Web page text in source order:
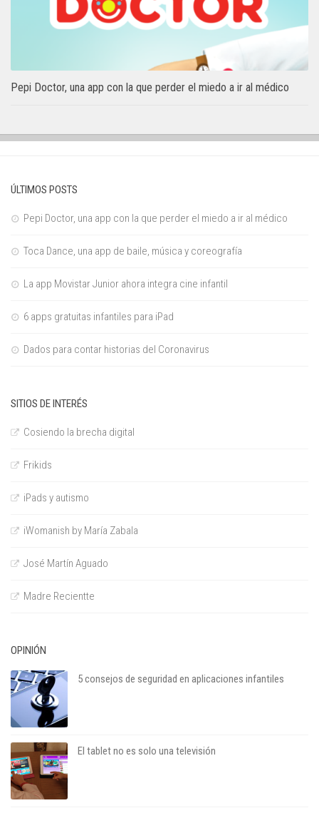
Pepi Doctor, una app con la que perder el miedo a ir al médico
ÚLTIMOS POSTS
Pepi Doctor, una app con la que perder el miedo a ir al médico
Toca Dance, una app de baile, música y coreografía
La app Movistar Junior ahora integra cine infantil
6 apps gratuitas infantiles para iPad
Dados para contar historias del Coronavirus
SITIOS DE INTERÉS
Cosiendo la brecha digital
Frikids
iPads y autismo
iWomanish by María Zabala
José Martín Aguado
Madre Recientte
OPINIÓN
5 consejos de seguridad en aplicaciones infantiles
El tablet no es solo una televisión